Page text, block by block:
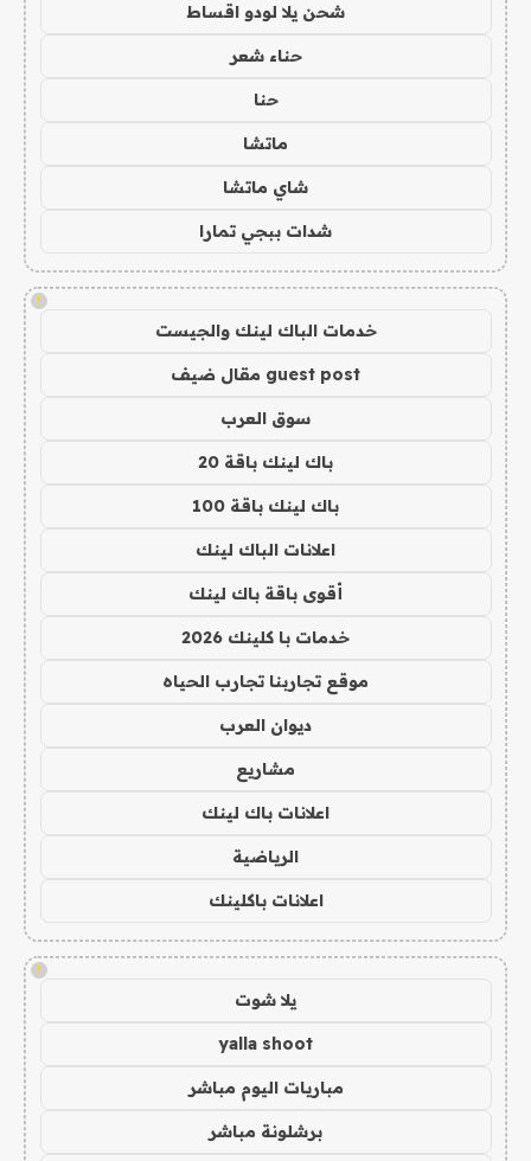
شحن يلا لودو اقساط
حناء شعر
حنا
ماتشا
شاي ماتشا
شدات ببجي تمارا
!
خدمات الباك لينك والجيست
guest post مقال ضيف
سوق العرب
باك لينك باقة 20
باك لينك باقة 100
اعلانات الباك لينك
أقوى باقة باك لينك
خدمات با كلينك 2026
موقع تجاربنا تجارب الحياه
ديوان العرب
مشاريع
اعلانات باك لينك
الرياضية
اعلانات باكلينك
!
يلا شوت
yalla shoot
مباريات اليوم مباشر
برشلونة مباشر